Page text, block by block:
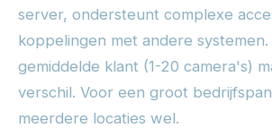
server, ondersteunt complexe
koppelingen met andere
gemiddelde klant (1-20 camera's)
verschil. Voor een groot
meerdere locaties wel.